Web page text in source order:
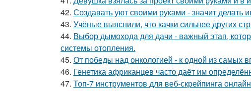
42. Создавать уют своими руками - значит делать
43. Учёные выяснили, что качки сильнее других
44. Выбор дымохода для дачи - важный этап,
системы отопления.
45. От победы над онкологией - к одной из самых
46. Генетика африканцев часто даёт им
47. Топ-7 инструментов для веб-скрейпинга